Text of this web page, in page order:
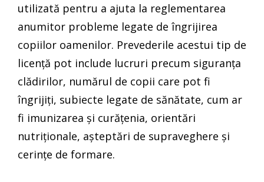
utilizată pentru a ajuta la reglementarea
anumitor probleme legate de îngrijirea
copiilor oamenilor. Prevederile acestui tip de
licență pot include lucruri precum siguranța
clădirilor, numărul de copii care pot fi
îngrijiți, subiecte legate de sănătate, cum ar
fi imunizarea și curățenia, orientări
nutriționale, așteptări de supraveghere și
cerințe de formare.